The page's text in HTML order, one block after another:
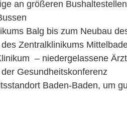
an größeren Bushaltestellen
Balg bis zum Neubau
Zentralklinikums
– niedergelassene
Gesundheitskonferenz
Baden-Baden, um